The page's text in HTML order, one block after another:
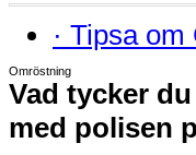
· Tipsa om
Omröstning
Vad tycker
med polisen